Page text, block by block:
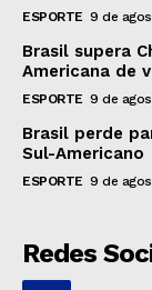
ESPORTE 9 de
Brasil supera
Americana de
ESPORTE 9 de
Brasil perde
Sul-Americano
ESPORTE 9 de
Redes